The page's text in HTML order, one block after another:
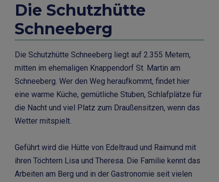
Die Schutzhütte
Schneeberg
Die Schutzhütte Schneeberg liegt auf 2.355 Metern,
mitten im ehemaligen Knappendorf St. Martin am
Schneeberg. Wer den Weg heraufkommt, findet hier
eine warme Küche, gemütliche Stuben, Schlafplätze für
die Nacht und viel Platz zum Draußensitzen, wenn das
Wetter mitspielt.
Geführt wird die Hütte von Edeltraud und Raimund mit
ihren Töchtern Lisa und Theresa. Die Familie kennt das
Arbeiten am Berg und in der Gastronomie seit vielen